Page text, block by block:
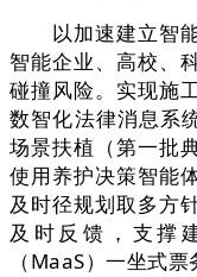
以加速建立智能
智能企业、高校、
碰撞风险。实现施
数智化法律消息系
场景扶植（第一批
使用养护决策智能
及时径规划取多方
及时反馈，支撑
（MaaS）一坐式票